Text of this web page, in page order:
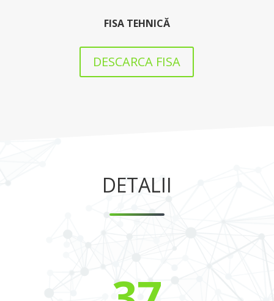
FISA TEHNICĂ
DESCARCA FISA
DETALII